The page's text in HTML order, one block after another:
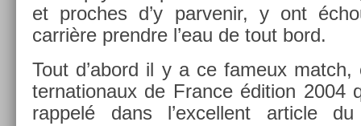
et pro­ches d’y par­venir, y ont
carrière pre­ndre l’eau de tout bord.
Tout d’abord il y a ce fameux
ter­nationaux de Fran­ce édi­tion 2004
rap­pelé dans l’ex­cellent ar­ticle